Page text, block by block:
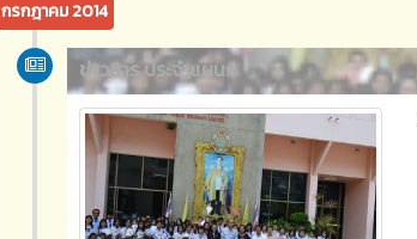
กรกฎาคม 2014
ข่าวสาร ประจำแผนก